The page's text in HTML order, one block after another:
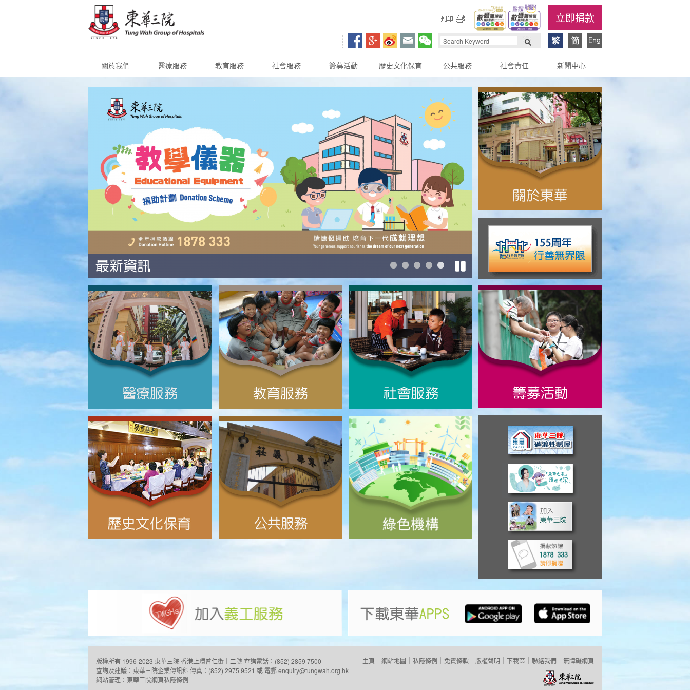
立即捐款
關於我們 醫療服務 教育服務 社會服務 籌募活動 歷史文化保育 公共服務 社會責任 新聞中心
版權所有 1996-2023 東華三院香港上環普仁街十二號查詢電話：(852) 2859 7500
查詢及建議： 東華三院企業傳訊科傳真：(852) 2975 9521 或 電郵enquiry@tungwah.org.hk
網站管理： 東華三院網頁私隱條例
主頁 網站地圖 私隱條例 免責條款 版權聲明 下載區 聯絡我們 無障礙網頁